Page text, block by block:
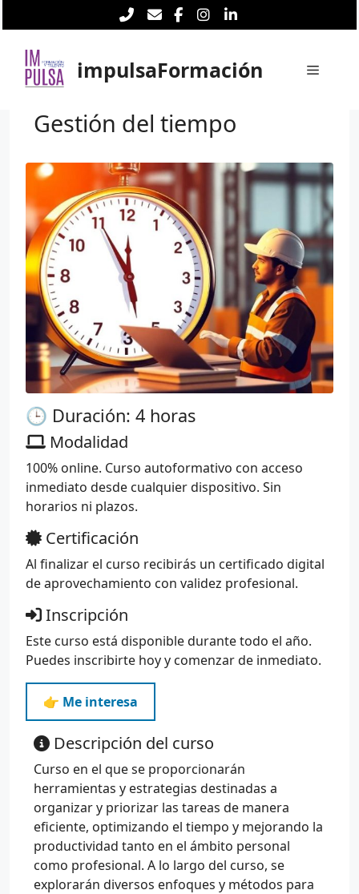
al
contenido
impulsaFormación Menú
Gestión del tiempo
🕒 Duración: 4 horas
Modalidad
100% online. Curso autoformativo con acceso
inmediato desde cualquier dispositivo. Sin
horarios ni plazos.
Certificación
Al finalizar el curso recibirás un certificado digital
de aprovechamiento con validez profesional.
Inscripción
Este curso está disponible durante todo el año.
Puedes inscribirte hoy y comenzar de inmediato.
👉 Me interesa
Descripción del curso
Curso en el que se proporcionarán
herramientas y estrategias destinadas a
organizar y priorizar las tareas de manera
eficiente, optimizando el tiempo y mejorando la
productividad tanto en el ámbito personal
como profesional. A lo largo del curso, se
explorarán diversos enfoques y métodos para